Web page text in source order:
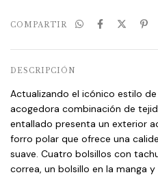
COMPARTIR
DESCRIPCIÓN
Actualizando el icónico estilo
acogedora combinación de
entallado presenta un exterior
forro polar que ofrece una
suave. Cuatro bolsillos con
correa, un bolsillo en la manga